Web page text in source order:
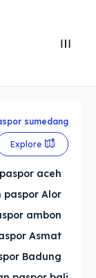
Cari
Cari
sumedang
Explore
aceh
paspor Alor
ambon
Asmat
Badung